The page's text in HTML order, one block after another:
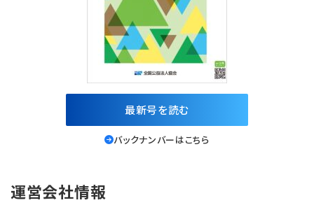
【連載】IT実務一問一答
最新号を読む
バックナンバーはこちら
運営会社情報